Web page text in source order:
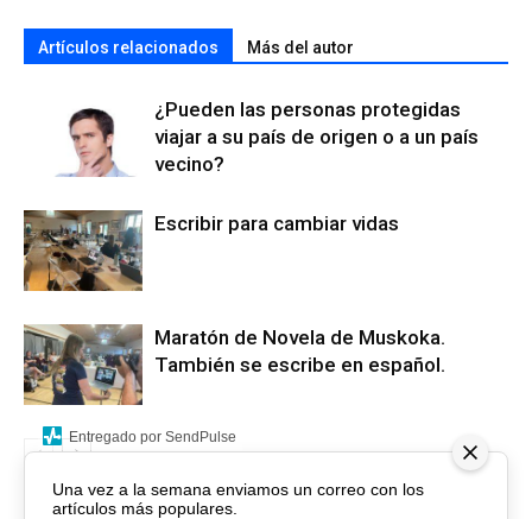
Artículos relacionados Más del autor
¿Pueden las personas protegidas
viajar a su país de origen o a un país
vecino?
Escribir para cambiar vidas
Maratón de Novela de Muskoka.
También se escribe en español.
Una vez a la semana enviamos un correo con los
artículos más populares.
Entregado por SendPulse